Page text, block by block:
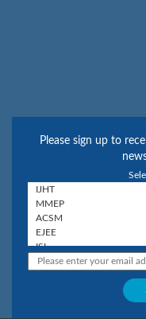
Please sign up to